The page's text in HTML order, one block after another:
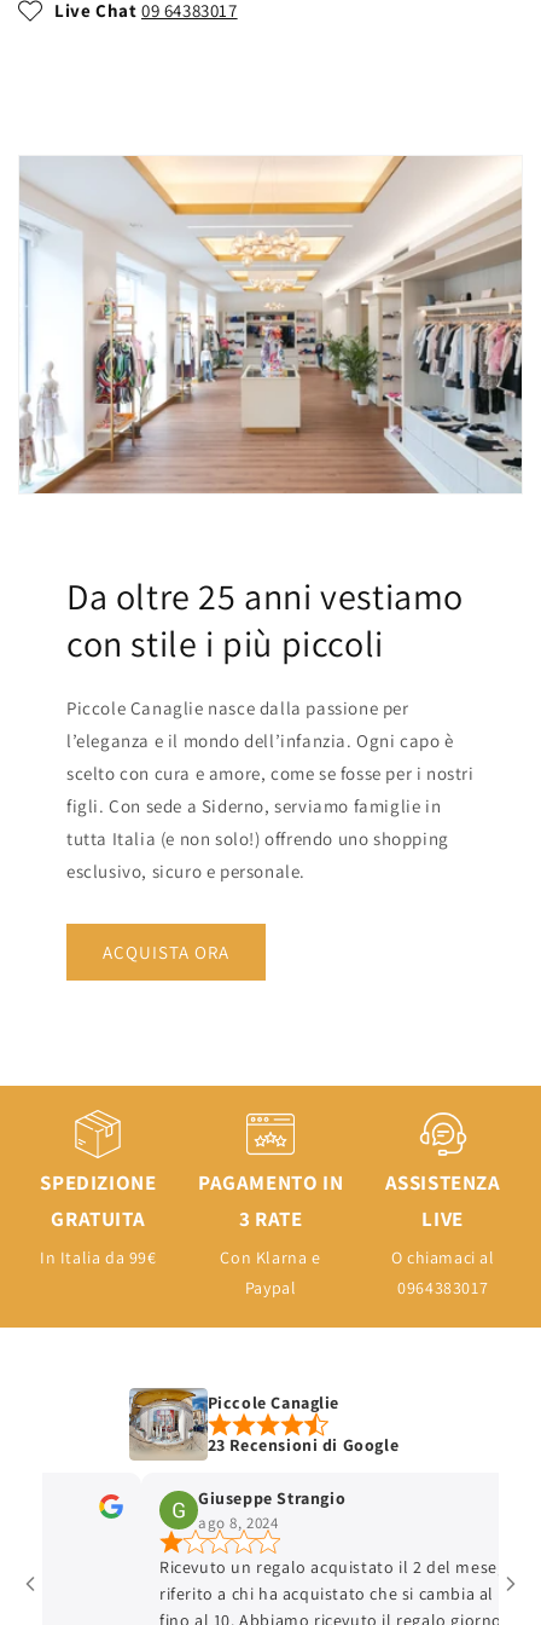
Live Chat 09 64383017
Da oltre 25 anni vestiamo
con stile i più piccoli
Piccole Canaglie nasce dalla passione per
l’eleganza e il mondo dell’infanzia. Ogni capo è
scelto con cura e amore, come se fosse per i nostri
figli. Con sede a Siderno, serviamo famiglie in
tutta Italia (e non solo!) offrendo uno shopping
esclusivo, sicuro e personale.
ACQUISTA ORA
SPEDIZIONE
GRATUITA
In Italia da 99€
PAGAMENTO IN
3 RATE
Con Klarna e
Paypal
ASSISTENZA
LIVE
O chiamaci al
0964383017
Piccole Canaglie
23 Recensioni di Google
Giuseppe Strangio
ago 8, 2024
Ricevuto un regalo acquistato il 2 del mese, hanno
riferito a chi ha acquistato che si cambia al
fino al 10. Abbiamo ricevuto il regalo giorno 6,